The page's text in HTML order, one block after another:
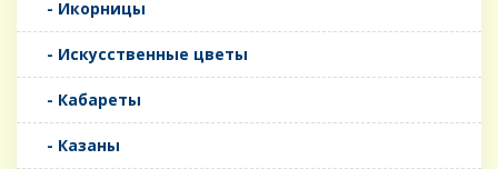
- Икорницы
- Искусственные цветы
- Кабареты
- Казаны